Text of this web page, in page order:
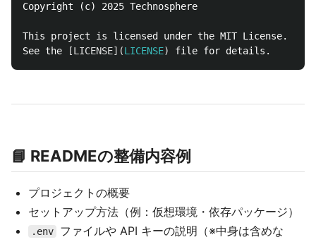
Copyright (c) 2025 Technosphere
This project is licensed under the MIT License.
See the
[LICENSE](LICENSE)
📘 READMEの整備内容例
プロジェクトの概要
セットアップ方法（例：仮想環境・依存パッケージ）
.env ファイルや API キーの説明（※中身は含めな